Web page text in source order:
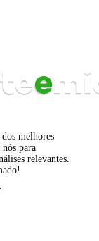
melhores
para
relevantes.